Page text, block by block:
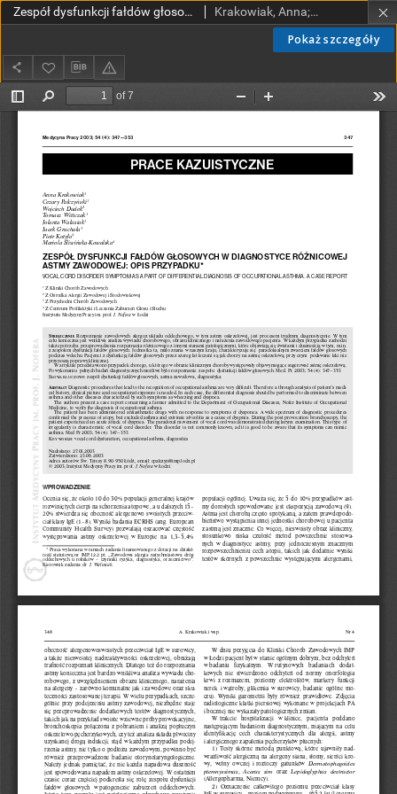
Pokaż szczegóły
Zespół dysfunkcji fałdów głosowych w diagnostyce różnicowej astmy zawodowej: opis przypadku Krakowiak, Anna; Pałczyński, Cezary; Dudek, Wojciech; Wittczak, Tomasz; Walusiak, Jolanta; Gruchała, Jacek; Kotyło, Piotr; Śliwińska-Kowalska, Mariola